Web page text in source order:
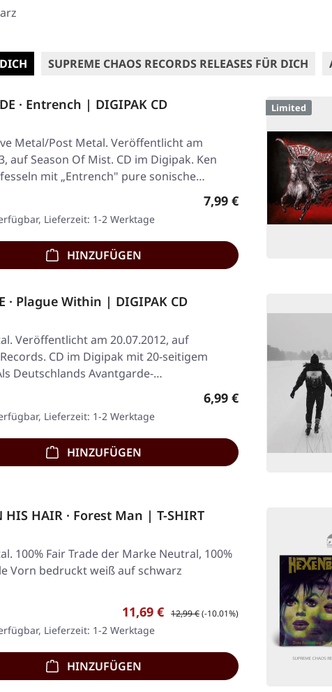
SUPREME CHAOS RECORDS RELEASES FÜR DICH
· Entrench | DIGIPAK CD
Metal/Post Metal. Veröffentlicht am
auf Season Of Mist. CD im Digipak. Ken
mit „Entrench" pure sonische…
Regulärer Preis:
7,99 €
Lieferzeit: 1-2 Werktage
HINZUFÜGEN
Limited
· Plague Within | DIGIPAK CD
Veröffentlicht am 20.07.2012, auf
CD im Digipak mit 20-seitigem
Deutschlands Avantgarde-
Regulärer Preis:
6,99 €
Lieferzeit: 1-2 Werktage
HINZUFÜGEN
HIS HAIR · Forest Man | T-SHIRT
100% Fair Trade der Marke Neutral, 100%
Vorn bedruckt weiß auf schwarz
Verkaufspreis:
11,69 € Regulärer Preis:
12,99 €(-10.01%)
Lieferzeit: 1-2 Werktage
HINZUFÜGEN